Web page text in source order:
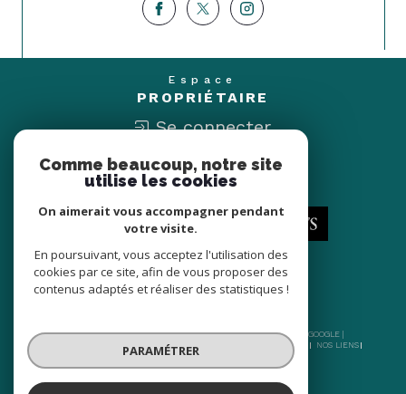
Espace
PROPRIÉTAIRE
Se connecter
Nous
ADHÉRONS
© 2026 | TOUS DROITS RÉSERVÉS | TRADUCTION POWERED BY GOOGLE |
PLAN DU SITE MENTIONS LÉGALES ADMIN
NOS LIENS
POLITIQUE RGPD
Comme beaucoup, notre site
utilise les cookies
On aimerait vous accompagner pendant
votre visite.
En poursuivant, vous acceptez l'utilisation des
cookies par ce site, afin de vous proposer des
contenus adaptés et réaliser des statistiques !
PARAMÉTRER